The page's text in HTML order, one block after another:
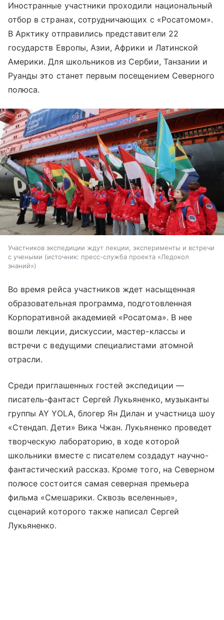
Иностранные участники проходили национальный
отбор в странах, сотрудничающих с «Росатомом».
В Арктику отправились представители 22
государств Европы, Азии, Африки и Латинской
Америки. Для школьников из Сербии, Танзании и
Руанды это станет первым посещением Северного
полюса.
Участников экспедиции ждут лекции, эксперименты и встречи
с учеными
источник: пресс-служба проекта «Ледокол
знаний»
Во время рейса участников ждет насыщенная
образовательная программа, подготовленная
Корпоративной академией «Росатома». В нее
вошли лекции, дискуссии, мастер-классы и
встречи с ведущими специалистами атомной
отрасли.
Среди приглашенных гостей экспедиции —
писатель-фантаст Сергей Лукьяненко, музыканты
группы AY YOLA, блогер Ян Дилан и участница шоу
«Стендап. Дети» Вика Чжан. Лукьяненко проведет
творческую лабораторию, в ходе которой
школьники вместе с писателем создадут научно-
фантастический рассказ. Кроме того, на Северном
полюсе состоится самая северная премьера
фильма «Смешарики. Сквозь вселенные»,
сценарий которого также написал Сергей
Лукьяненко.